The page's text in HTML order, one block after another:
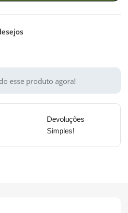
esse produto agora!
Devoluções
Simples!